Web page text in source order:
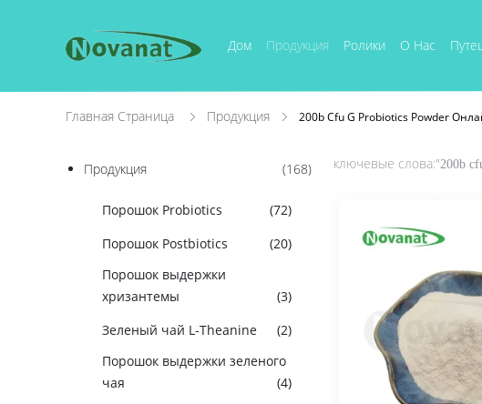
Дом Продукция Ролики О Нас
Главная Страница Продукция 200b Cfu G Probiotics Powder
Продукция (168)
Порошок Probiotics
(72)
Порошок Postbiotics
(20)
Порошок выдержки
хризантемы
(3)
Зеленый чай L-Theanine
(2)
Порошок выдержки зеленого
чая
(4)
ключевые слова:"200b